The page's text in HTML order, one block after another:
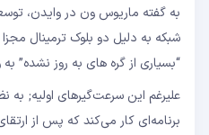
به گفته ماریوس ون در وایدن،
شبکه به دلیل دو بلوک ترمینال
“بسیاری از گره های به روز نشده”
علیرغم این سرعت‌گیرهای اولیه;
برنامه‌ای کار می‌کند که پس از